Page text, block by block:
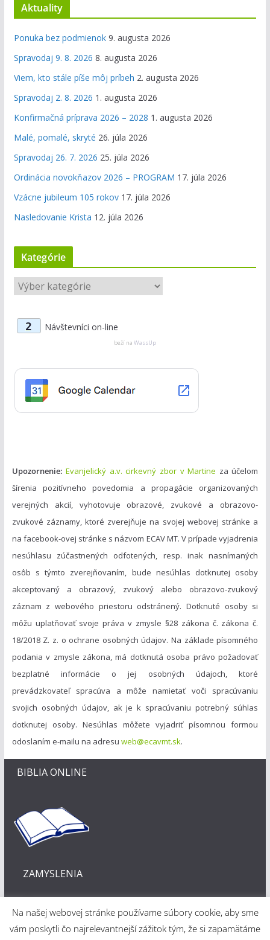
Aktuality
Ponuka bez podmienok 9. augusta 2026
Spravodaj 9. 8. 2026 8. augusta 2026
Viem, kto stále píše môj príbeh 2. augusta 2026
Spravodaj 2. 8. 2026 1. augusta 2026
Konfirmačná príprava 2026 – 2028 1. augusta 2026
Malé, pomalé, skryté 26. júla 2026
Spravodaj 26. 7. 2026 25. júla 2026
Ordinácia novokňazov 2026 – PROGRAM 17. júla 2026
Vzácne jubileum 105 rokov 17. júla 2026
Nasledovanie Krista 12. júla 2026
Kategórie
K
a
r
2 Návštevníci on-line
beží na WassUp
Upozornenie: Evanjelický a.v. cirkevný zbor v Martine za účelom
šírenia pozitívneho povedomia a propagácie organizovaných
verejných akcií, vyhotovuje obrazové, zvukové a obrazovo-
zvukové záznamy, ktoré zverejňuje na svojej webovej stránke a
na facebook-ovej stránke s názvom ECAV MT. V prípade vyjadrenia
nesúhlasu zúčastnených odfotených, resp. inak nasnímaných
osôb s týmto zverejňovaním, bude nesúhlas dotknutej osoby
akceptovaný a obrazový, zvukový alebo obrazovo-zvukový
záznam z webového priestoru odstránený. Dotknuté osoby si
môžu uplatňovať svoje práva v zmysle §28 zákona č. zákona č.
18/2018 Z. z. o ochrane osobných údajov. Na základe písomného
podania v zmysle zákona, má dotknutá osoba právo požadovať
bezplatné informácie o jej osobných údajoch, ktoré
prevádzkovateľ spracúva a môže namietať voči spracúvaniu
svojich osobných údajov, ak je k spracúvaniu potrebný súhlas
dotknutej osoby. Nesúhlas môžete vyjadriť písomnou formou
odoslaním e-mailu na adresu web@ecavmt.sk.
BIBLIA ONLINE
ZAMYSLENIA
Na našej webovej stránke používame súbory cookie, aby sme
vám poskytli čo najrelevantnejší zážitok tým, že si zapamätáme